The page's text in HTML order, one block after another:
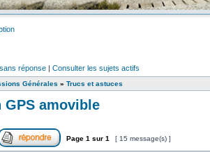
réponse | Consulter les sujets actifs
Générales » Trucs et astuces
amovible
Page 1 sur 1 [ 15 message(s) ]